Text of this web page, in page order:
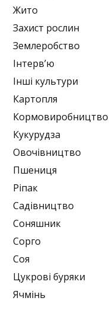
Жито
Захист рослин
Землеробство
Інтерв’ю
Інші культури
Картопля
Кормовиробництво
Кукурудза
Овочівництво
Пшениця
Ріпак
Садівництво
Соняшник
Сорго
Соя
Цукрові буряки
Ячмінь